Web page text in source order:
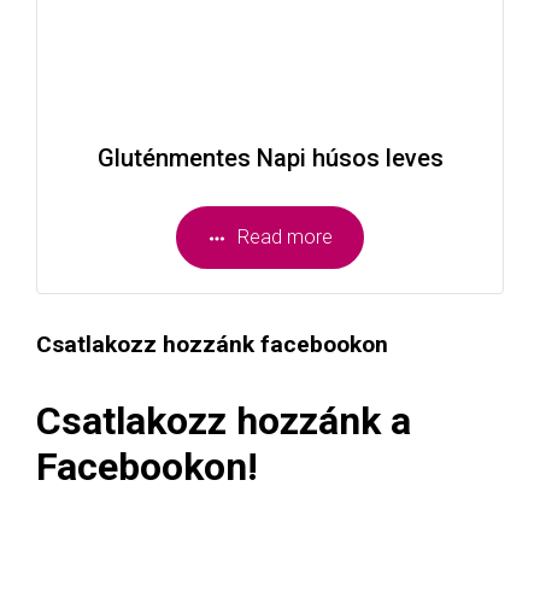
Gluténmentes Napi húsos leves
Read more
Csatlakozz hozzánk facebookon
Csatlakozz hozzánk a
Facebookon!